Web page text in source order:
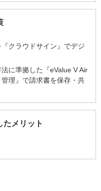
クラウドサイン』でデジ
に準拠した『eValue V Air
管理』で請求書を保存・共
たメリット